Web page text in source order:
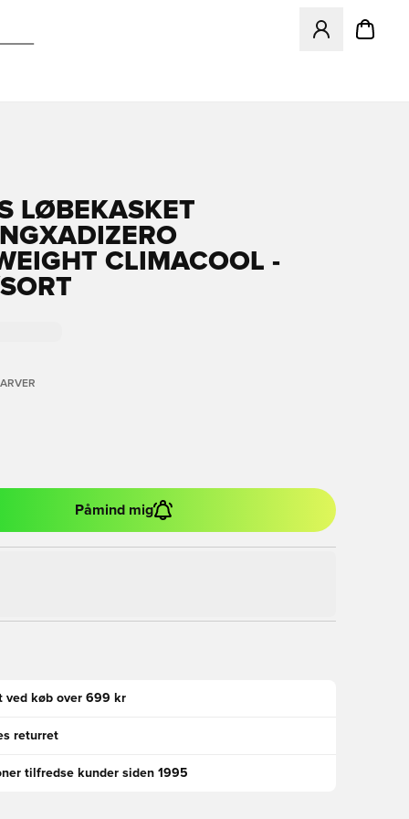
Åbner en
LØBEKASKET
CLIMACOOL -
Påmind mig
ved køb over 699 kr
returret
tilfredse kunder siden 1995